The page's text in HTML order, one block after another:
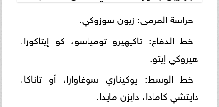
حراسة المرمى: زيون سوزوكي.
خط الدفاع: تاكيهيرو تومياسو، كو إيتاكورا،
هيروكي إيتو.
خط الوسط: يوكيناري سوغاوارا، أو تاناكا،
دايتشي كامادا، دايزن مايدا.